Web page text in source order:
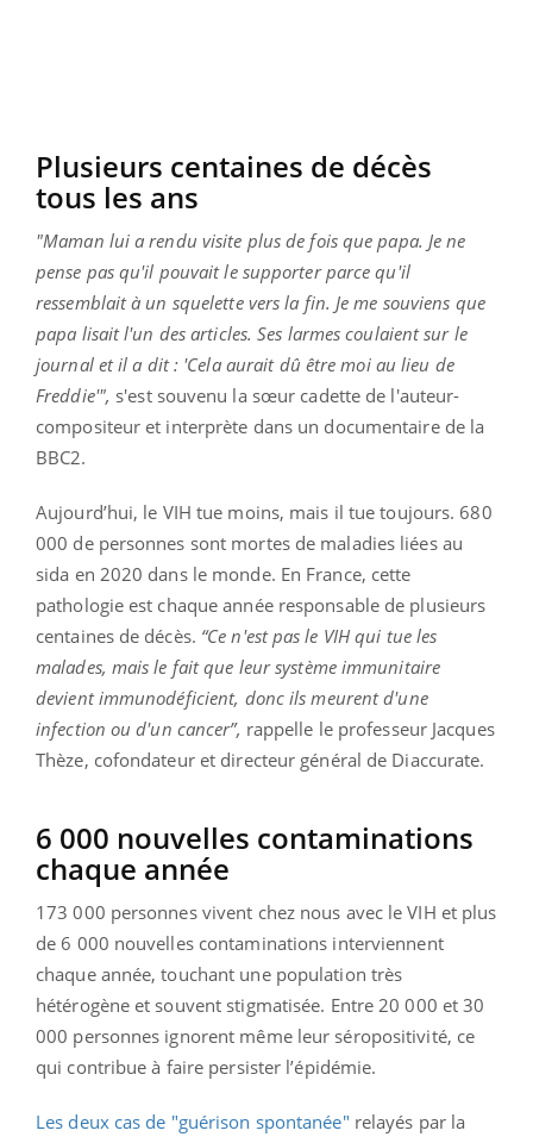
Plusieurs centaines de décès
tous les ans
"Maman lui a rendu visite plus de fois que papa. Je ne
pense pas qu'il pouvait le supporter parce qu'il
ressemblait à un squelette vers la fin. Je me souviens que
papa lisait l'un des articles. Ses larmes coulaient sur le
journal et il a dit : 'Cela aurait dû être moi au lieu de
Freddie'", s'est souvenu la sœur cadette de l'auteur-
compositeur et interprète dans un documentaire de la
BBC2.
Aujourd’hui, le VIH tue moins, mais il tue toujours. 680
000 de personnes sont mortes de maladies liées au
sida en 2020 dans le monde. En France, cette
pathologie est chaque année responsable de plusieurs
centaines de décès. “Ce n'est pas le VIH qui tue les
malades, mais le fait que leur système immunitaire
devient immunodéficient, donc ils meurent d'une
infection ou d'un cancer”, rappelle le professeur Jacques
Thèze, cofondateur et directeur général de Diaccurate.
6 000 nouvelles contaminations
chaque année
173 000 personnes vivent chez nous avec le VIH et plus
de 6 000 nouvelles contaminations interviennent
chaque année, touchant une population très
hétérogène et souvent stigmatisée. Entre 20 000 et 30
000 personnes ignorent même leur séropositivité, ce
qui contribue à faire persister l’épidémie.
Les deux cas de "guérison spontanée" relayés par la